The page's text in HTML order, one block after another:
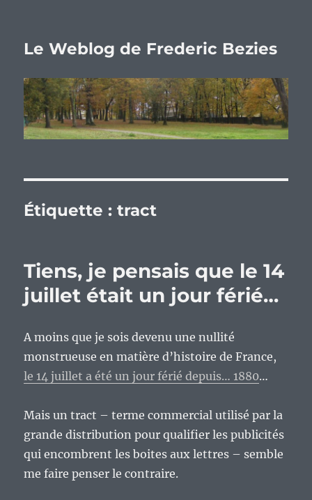
Le Weblog de Frederic Bezies
Étiquette :tract
Tiens, je pensais que le 14
juillet était un jour férié…
A moins que je sois devenu une nullité
monstrueuse en matière d’histoire de France,
le 14 juillet a été un jour férié depuis… 1880…
Mais un tract – terme commercial utilisé par la
grande distribution pour qualifier les publicités
qui encombrent les boites aux lettres – semble
me faire penser le contraire.